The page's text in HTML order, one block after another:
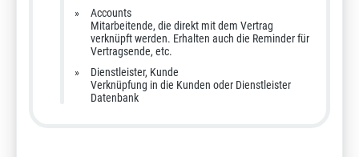
Accounts
Mitarbeitende, die direkt mit dem Vertrag
verknüpft werden. Erhalten auch die Reminder für
Vertragsende, etc.
Dienstleister, Kunde
Verknüpfung in die Kunden oder Dienstleister
Datenbank